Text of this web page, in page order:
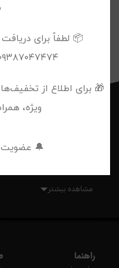
📦 لطفاً برای
۰۹۳۸۷۰۴۷۴۷۴ پیامک ارسال
🎁 برای اطلاع از
ویژه،
🔔 عضویت
فروشگاه اینترنتی
ما مجموعه‌ای متنوع و به‌
در مدرن شو، ما فقط
مشاهده بیشتر
راهنما